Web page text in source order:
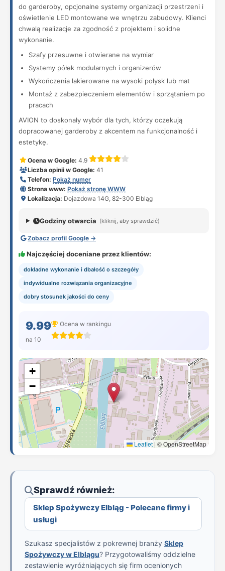
do garderoby, opcjonalne systemy organizacji przestrzeni i
oświetlenie LED montowane we wnętrzu zabudowy. Klienci
chwalą realizacje za zgodność z projektem i solidne
wykonanie.
Szafy przesuwne i otwierane na wymiar
Systemy półek modularnych i organizerów
Wykończenia lakierowane na wysoki połysk lub mat
Montaż z zabezpieczeniem elementów i sprzątaniem po
pracach
AVION to doskonały wybór dla tych, którzy oczekują
dopracowanej garderoby z akcentem na funkcjonalność i
estetykę.
Ocena w Google: 4.9
Liczba opinii w Google: 41
Telefon: Pokaż numer
Strona www: Pokaż stronę WWW
Lokalizacja: Dojazdowa 14G, 82-300 Elbląg
Godziny otwarcia (kliknij, aby sprawdzić)
Zobacz profil Google →
Najczęściej doceniane przez klientów:
dokładne wykonanie i dbałość o szczegóły
indywidualne rozwiązania organizacyjne
dobry stosunek jakości do ceny
9.99
na 10
Ocena w rankingu
+
−
Leaflet | © OpenStreetMap
Sprawdź również:
Sklep Spożywczy Elbląg - Polecane firmy i
usługi
Szukasz specjalistów z pokrewnej branży Sklep
Spożywczy w Elblągu? Przygotowaliśmy oddzielne
zestawienie wyróżniających się firm ocenionych